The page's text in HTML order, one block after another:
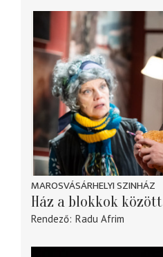
MAROSVÁSÁRHELYI SZINHÁZ
Ház a blokkok között
Rendező Radu Afrim